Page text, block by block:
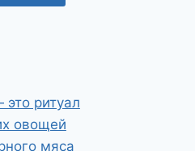
ритуал
овощей
мяса